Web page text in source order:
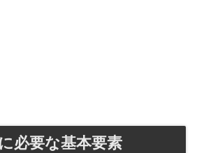
必要な基本要素